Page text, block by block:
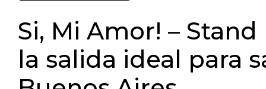
Si, Mi Amor! –
la salida ideal para